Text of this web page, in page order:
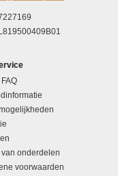
in één zin
*
van onderdelen
voorwaarden